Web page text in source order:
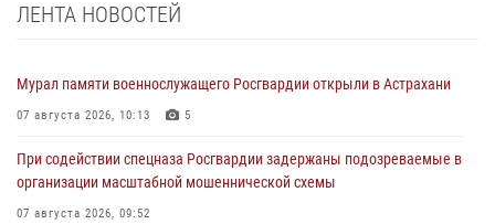
ЛЕНТА НОВОСТЕЙ
Мурал памяти военнослужащего Росгвардии открыли в Астрахани
07 августа 2026, 10:13 5
При содействии спецназа Росгвардии задержаны подозреваемые в
организации масштабной мошеннической схемы
07 августа 2026, 09:52